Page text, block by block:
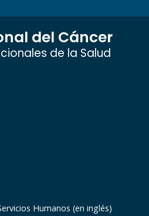
del Cáncer
de la Salud
Humanos (en inglés)